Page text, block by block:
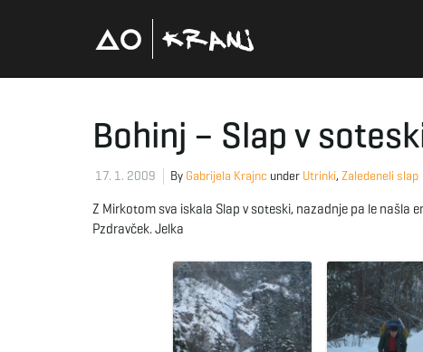
Bohinj – Slap v
17. 1. 2009 By Gabrijela Krajnc under Utrinki, Zaledeneli slap
Z Mirkotom sva iskala Slap v soteski, nazadnje pa le našla
Pzdravček. Jelka